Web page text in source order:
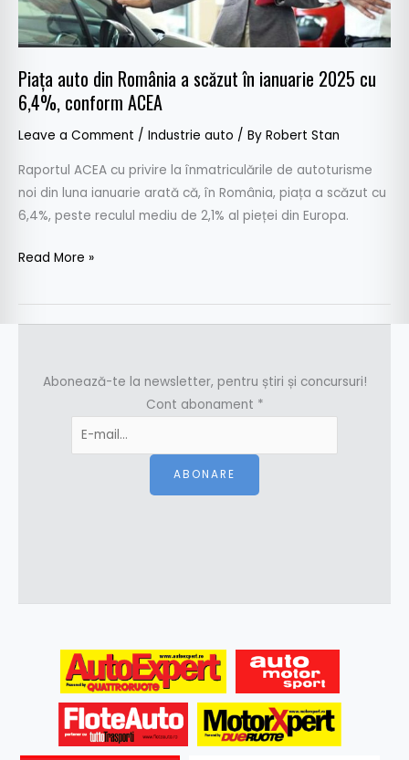
Piața auto din România a scăzut în ianuarie 2025 cu
6,4%, conform ACEA
Leave a Comment / Industrie auto / By Robert Stan
Raportul ACEA cu privire la înmatriculările de autoturisme
noi din luna ianuarie arată că, în România, piața a scăzut cu
6,4%, peste reculul mediu de 2,1% al pieței din Europa.
2025
cu
conform
ACEA
Read More »
Abonează-te la newsletter, pentru știri și concursuri!
Cont abonament *
ABONARE